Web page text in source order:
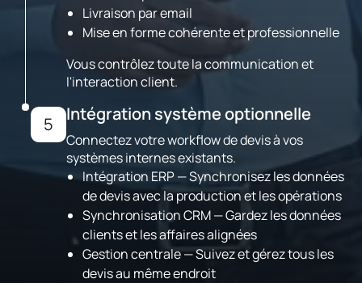
Livraison par email
Mise en forme cohérente et professionnelle
Vous contrôlez toute la communication et
l'interaction client.
5 Intégration système optionnelle
Connectez votre workflow de devis à vos
systèmes internes existants.
Intégration ERP — Synchronisez les données
de devis avec la production et les opérations
Synchronisation CRM — Gardez les données
clients et les affaires alignées
Gestion centrale — Suivez et gérez tous les
devis au même endroit